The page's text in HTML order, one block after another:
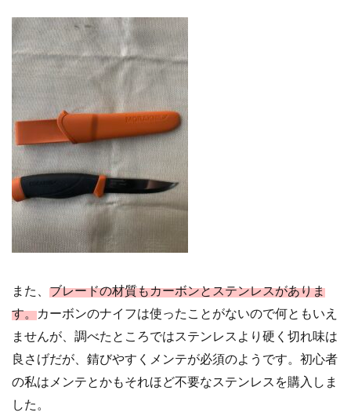
3
モ
ーラナ
イフ
（Heavy
Duty）
でフェ
ザース
ティッ
ク作り
4
ま
と
め
5
おま
理用に
購入し
た
Opinel
＃９
くするために購入し
た
また、 ブレードの材質もカーボンとステンレスがありま
す。カーボンのナイフは使ったことがないので何ともいえ
ませんが、調べたところではステンレスより硬く切れ味は
良さげだが、錆びやすくメンテが必須のようです。初心者
の私はメンテとかもそれほど不要なステンレスを購入しま
した。